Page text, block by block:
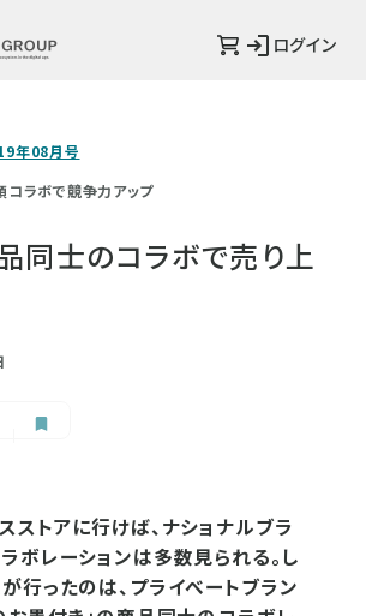
ログイン
年08月号
コラボで競争力アップ
同士のコラボで売り上
ストアに行けば、ナショナルブラ
ボレーションは多数見られる。し
行ったのは、プライべートブラン